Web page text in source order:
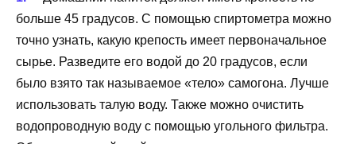
больше 45 градусов. С помощью спиртометра можно
точно узнать, какую крепость имеет первоначальное
сырье. Разведите его водой до 20 градусов, если
было взято так называемое «тело» самогона. Лучше
использовать талую воду. Также можно очистить
водопроводную воду с помощью угольного фильтра.